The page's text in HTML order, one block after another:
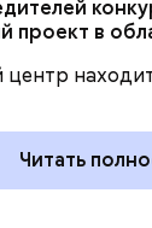
проект в
Читать
Трудились
фасадным
Собянин.